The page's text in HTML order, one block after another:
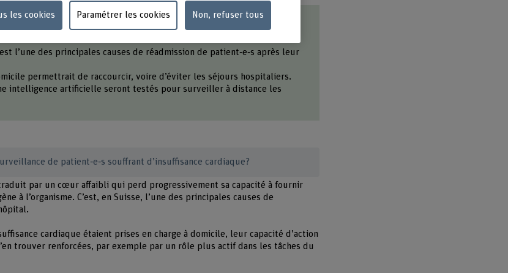
l’une des principales causes de réadmission de patient‑e‑s après leur
permettrait de raccourcir, voire d’éviter les séjours hospitaliers.
intelligence artificielle seront testés pour surveiller à distance les
de patient‑e‑s souffrant d’insuffisance cardiaque?
traduit par un cœur affaibli qui perd progressivement sa capacité à fournir
à l’organisme. C’est, en Suisse, l’une des principales causes de
cardiaque étaient prises en charge à domicile, leur capacité d’action
trouver renforcées, par exemple par un rôle plus actif dans les tâches du
les cookies Paramétrer les cookies Non, refuser tous